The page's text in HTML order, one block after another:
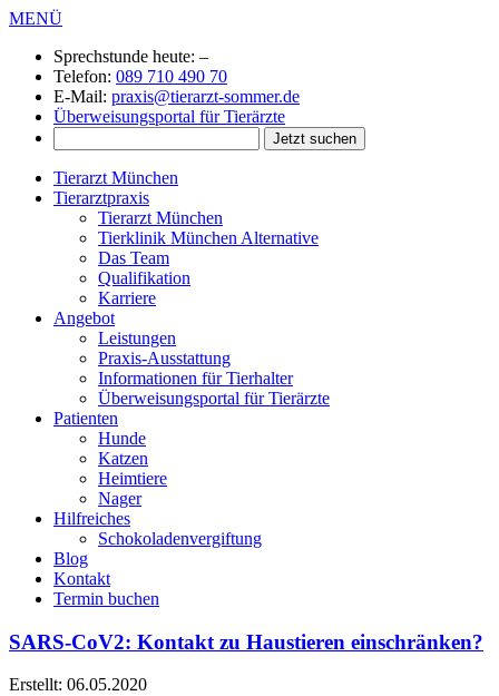
MENÜ
Sprechstunde heute: –
Telefon: 089 710 490 70
E-Mail: praxis@tierarzt-sommer.de
Überweisungsportal für Tierärzte
Tierarzt München
Tierarztpraxis
Tierarzt München
Tierklinik München Alternative
Das Team
Qualifikation
Karriere
Angebot
Leistungen
Praxis-Ausstattung
Informationen für Tierhalter
Überweisungsportal für Tierärzte
Patienten
Hunde
Katzen
Heimtiere
Nager
Hilfreiches
Schokoladenvergiftung
Blog
Kontakt
Termin buchen
SARS-CoV2: Kontakt zu Haustieren einschränken?
Erstellt: 06.05.2020